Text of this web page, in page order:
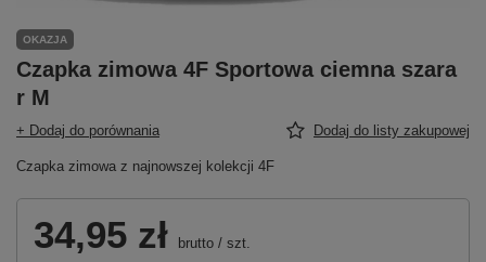
OKAZJA
Czapka zimowa 4F Sportowa ciemna szara
r M
+ Dodaj do porównania Dodaj do listy zakupowej
Czapka zimowa z najnowszej kolekcji 4F
34,95 zł brutto / szt.